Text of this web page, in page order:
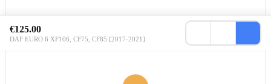
€125.00
DAF EURO 6 XF106, CF75, CF85 [2017-2021]